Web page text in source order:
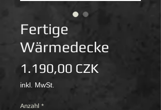
Fertige
Wärmedecke
1.190,00 CZK
inkl. MwSt.
Anzahl *